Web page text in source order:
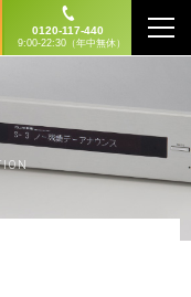
0120-117-440
9:00-22:30（年中無休）